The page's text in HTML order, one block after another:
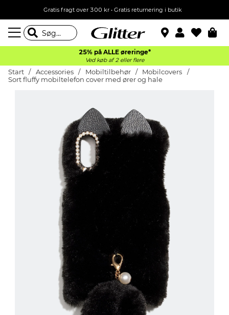
Gratis fragt over 300 kr • Gratis returnering i butik
25% på ALLE øreringe*
Ved køb af 2 eller flere
Start Accessories Mobiltilbehør
Mobilcovers
Sort fluffy mobiltelefon cover med ører og hale